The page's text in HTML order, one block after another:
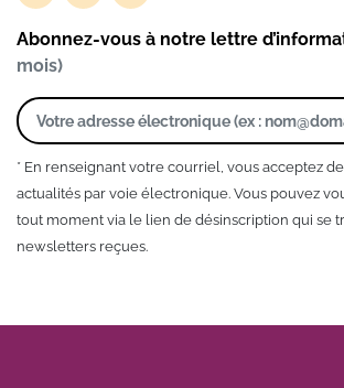
Abonnez-vous à notre lettre
mois)
* En renseignant votre courriel, vous acceptez
actualités par voie électronique. Vous pouvez
tout moment via le lien de désinscription qui se
newsletters reçues.